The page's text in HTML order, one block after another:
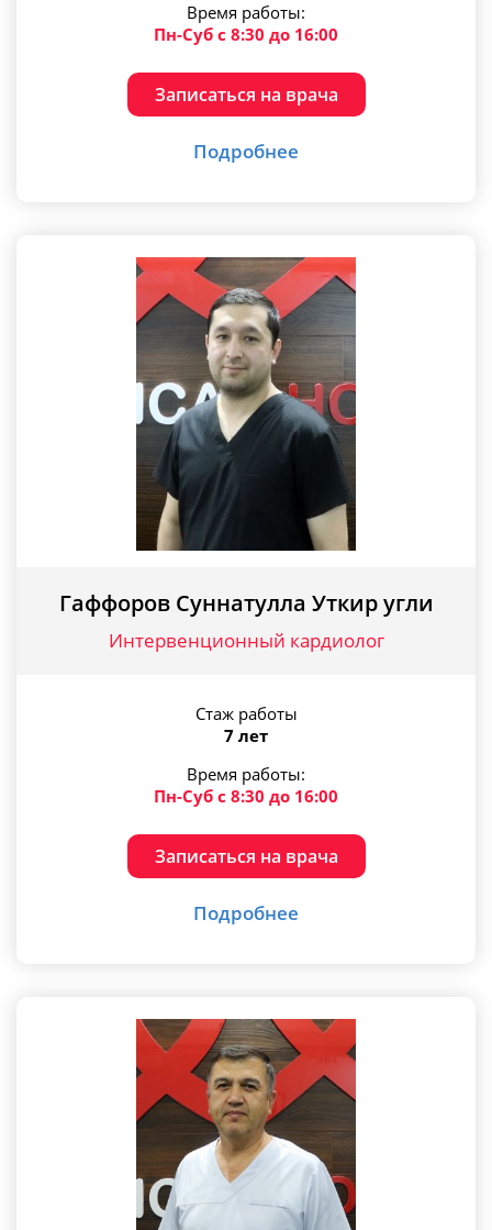
Время работы:
Пн-Суб с 8:30 до 16:00
Записаться на врача
Подробнее
Гаффоров Суннатулла Уткир угли
Интервенционный кардиолог
Стаж работы
7 лет
Время работы:
Пн-Суб с 8:30 до 16:00
Записаться на врача
Подробнее